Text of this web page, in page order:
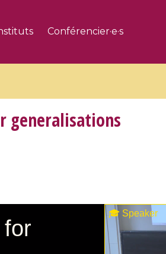
Conférencier·e·s
algébrique
generalisations